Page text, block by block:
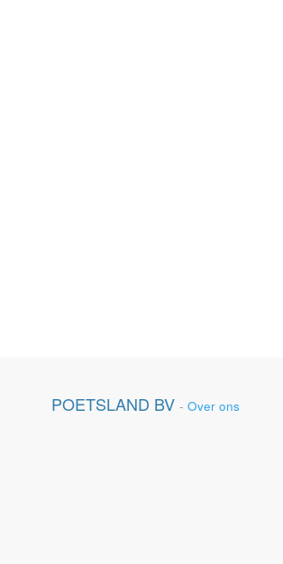
POETSLAND BV - Over ons